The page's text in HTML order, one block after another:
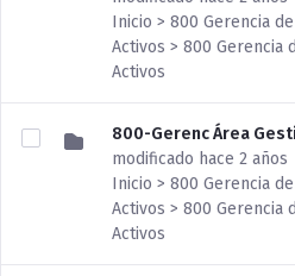
Inicio > 800 Gerencia
Activos > 800 Gerencia
Activos
800-Gerenc Área
modificado hace 2 años
Inicio > 800 Gerencia
Activos > 800 Gerencia
Activos